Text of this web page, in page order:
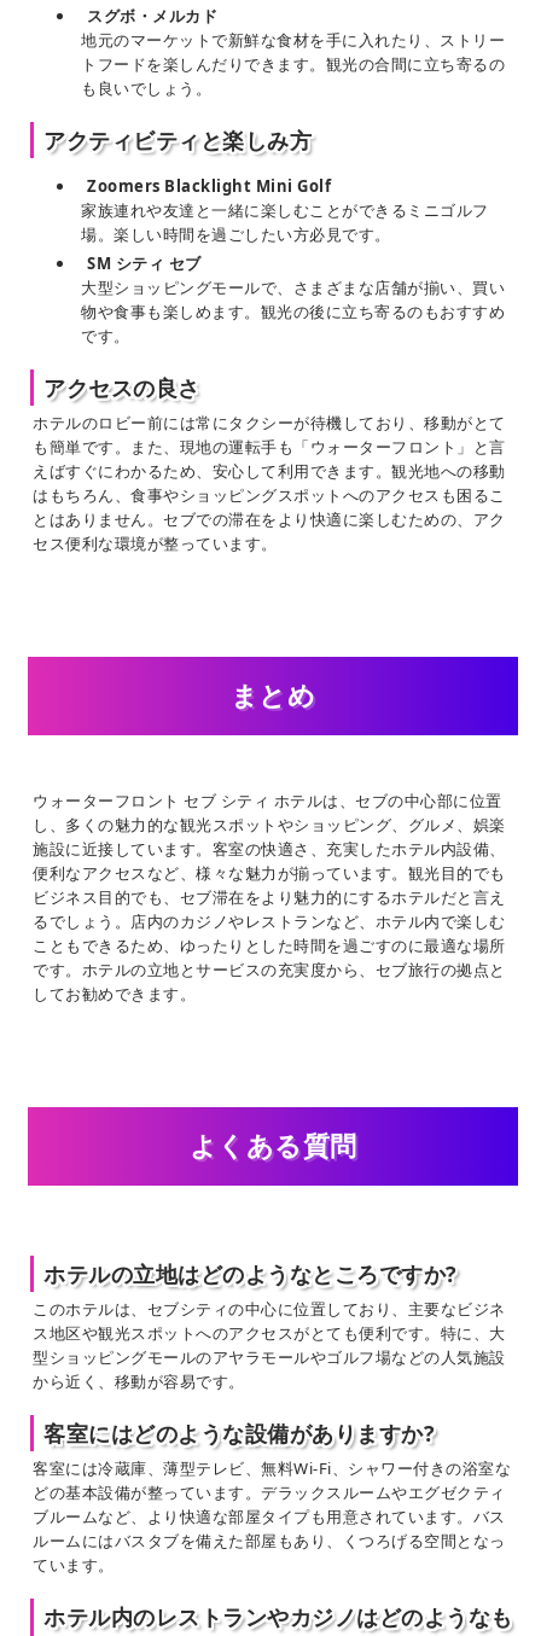
スグボ・メルカド
地元のマーケットで新鮮な食材を手に入れたり、ストリー
トフードを楽しんだりできます。観光の合間に立ち寄るの
も良いでしょう。
アクティビティと楽しみ方
Zoomers Blacklight Mini Golf
家族連れや友達と一緒に楽しむことができるミニゴルフ
場。楽しい時間を過ごしたい方必見です。
SM シティ セブ
大型ショッピングモールで、さまざまな店舗が揃い、買い
物や食事も楽しめます。観光の後に立ち寄るのもおすすめ
です。
アクセスの良さ
ホテルのロビー前には常にタクシーが待機しており、移動がとて
も簡単です。また、現地の運転手も「ウォーターフロント」と言
えばすぐにわかるため、安心して利用できます。観光地への移動
はもちろん、食事やショッピングスポットへのアクセスも困るこ
とはありません。セブでの滞在をより快適に楽しむための、アク
セス便利な環境が整っています。
まとめ
ウォーターフロント セブ シティ ホテルは、セブの中心部に位置
し、多くの魅力的な観光スポットやショッピング、グルメ、娯楽
施設に近接しています。客室の快適さ、充実したホテル内設備、
便利なアクセスなど、様々な魅力が揃っています。観光目的でも
ビジネス目的でも、セブ滞在をより魅力的にするホテルだと言え
るでしょう。店内のカジノやレストランなど、ホテル内で楽しむ
こともできるため、ゆったりとした時間を過ごすのに最適な場所
です。ホテルの立地とサービスの充実度から、セブ旅行の拠点と
してお勧めできます。
よくある質問
ホテルの立地はどのようなところですか?
このホテルは、セブシティの中心に位置しており、主要なビジネ
ス地区や観光スポットへのアクセスがとても便利です。特に、大
型ショッピングモールのアヤラモールやゴルフ場などの人気施設
から近く、移動が容易です。
客室にはどのような設備がありますか?
客室には冷蔵庫、薄型テレビ、無料Wi-Fi、シャワー付きの浴室な
どの基本設備が整っています。デラックスルームやエグゼクティ
ブルームなど、より快適な部屋タイプも用意されています。バス
ルームにはバスタブを備えた部屋もあり、くつろげる空間となっ
ています。
ホテル内のレストランやカジノはどのようなも